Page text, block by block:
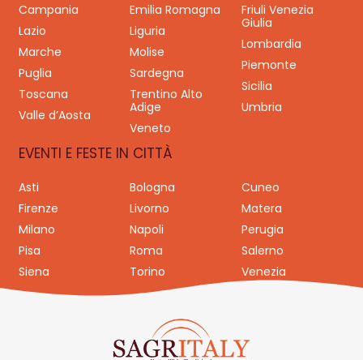
Campania
Emilia Romagna
Friuli Venezia
Giulia
Lazio
Liguria
Lombardia
Marche
Molise
Piemonte
Puglia
Sardegna
Sicilia
Toscana
Trentino Alto
Adige
Umbria
Valle d’Aosta
Veneto
EVENTI E FESTE IN CITTÀ
Asti Bologna
Cuneo
Firenze
Livorno
Matera
Milano
Napoli
Perugia
Pisa
Roma
Salerno
Siena
Torino Venezia